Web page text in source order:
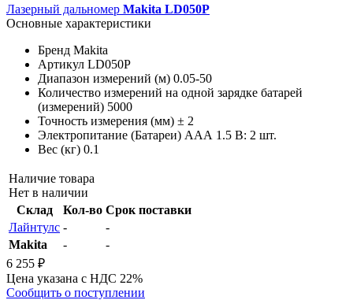
Лазерный дальномер Makita LD050P
Основные характеристики
Бренд Makita
Артикул LD050P
Диапазон измерений (м) 0.05-50
Количество измерений на одной зарядке батарей
(измерений) 5000
Точность измерения (мм) ± 2
Электропитание (Батареи) AAА 1.5 В: 2 шт.
Вес (кг) 0.1
Наличие товара
Нет в наличии
Склад
Кол-во Срок поставки
Лайнтулс -
-
Makita
-
-
6 255 ₽
Цена указана с НДС 22%
Сообщить о поступлении